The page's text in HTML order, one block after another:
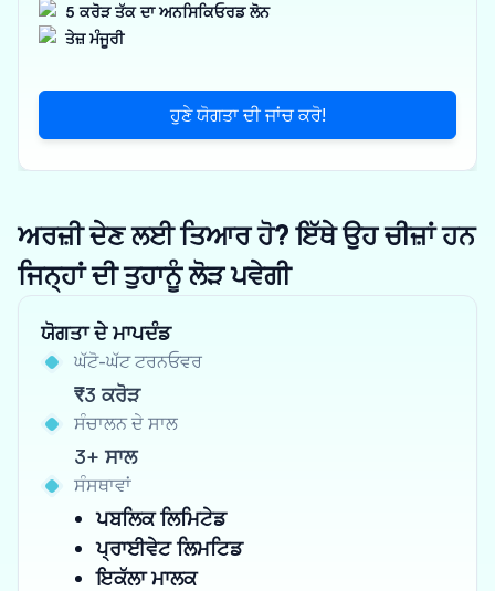
5 ਕਰੋੜ ਤੱਕ ਦਾ ਅਨਸਿਕਿਓਰਡ ਲੋਨ
ਤੇਜ਼ ਮੰਜੂਰੀ
ਹੁਣੇ ਯੋਗਤਾ ਦੀ ਜਾਂਚ ਕਰੋ!
ਅਰਜ਼ੀ ਦੇਣ ਲਈ ਤਿਆਰ ਹੋ? ਇੱਥੇ ਉਹ ਚੀਜ਼ਾਂ ਹਨ
ਜਿਨ੍ਹਾਂ ਦੀ ਤੁਹਾਨੂੰ ਲੋੜ ਪਵੇਗੀ
ਯੋਗਤਾ ਦੇ ਮਾਪਦੰਡ
ਘੱਟੋ-ਘੱਟ ਟਰਨਓਵਰ
₹3 ਕਰੋੜ
ਸੰਚਾਲਨ ਦੇ ਸਾਲ
3+ ਸਾਲ
ਸੰਸਥਾਵਾਂ
ਪਬਲਿਕ ਲਿਮਿਟੇਡ
ਪ੍ਰਾਈਵੇਟ ਲਿਮਟਿਡ
ਇਕੱਲਾ ਮਾਲਕ